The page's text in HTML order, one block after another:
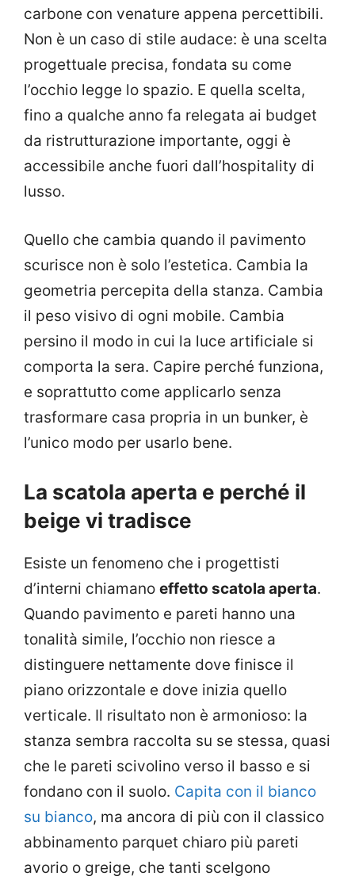
carbone con venature appena percettibili.
Non è un caso di stile audace: è una scelta
progettuale precisa, fondata su come
l’occhio legge lo spazio. E quella scelta,
fino a qualche anno fa relegata ai budget
da ristrutturazione importante, oggi è
accessibile anche fuori dall’hospitality di
lusso.
Quello che cambia quando il pavimento
scurisce non è solo l’estetica. Cambia la
geometria percepita della stanza. Cambia
il peso visivo di ogni mobile. Cambia
persino il modo in cui la luce artificiale si
comporta la sera. Capire perché funziona,
e soprattutto come applicarlo senza
trasformare casa propria in un bunker, è
l’unico modo per usarlo bene.
La scatola aperta e perché il
beige vi tradisce
Esiste un fenomeno che i progettisti
d’interni chiamano effetto scatola aperta.
Quando pavimento e pareti hanno una
tonalità simile, l’occhio non riesce a
distinguere nettamente dove finisce il
piano orizzontale e dove inizia quello
verticale. Il risultato non è armonioso: la
stanza sembra raccolta su se stessa, quasi
che le pareti scivolino verso il basso e si
fondano con il suolo. Capita con il bianco
su bianco, ma ancora di più con il classico
abbinamento parquet chiaro più pareti
avorio o greige, che tanti scelgono